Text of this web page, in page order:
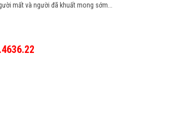
mất và người đã khuất mong sớm...